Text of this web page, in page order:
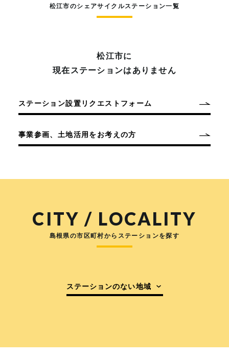
松江市のシェアサイクルステーション一覧
松江市に
現在ステーションはありません
ステーション設置リクエストフォーム
事業参画、土地活用をお考えの方
CITY / LOCALITY
島根県の市区町村からステーションを探す
ステーションのない地域